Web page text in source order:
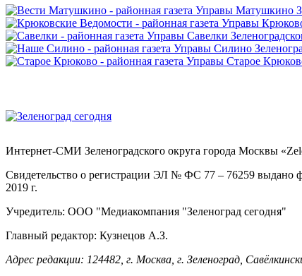
Интернет-СМИ Зеленоградского округа города Москвы
Свидетельство о регистрации ЭЛ № ФС 77 – 76259 выдано
2019 г.
Учредитель: ООО "Медиакомпания "Зеленоград сегодня"
Главный редактор: Кузнецов А.З.
Адрес редакции: 124482, г. Москва, г. Зеленоград,